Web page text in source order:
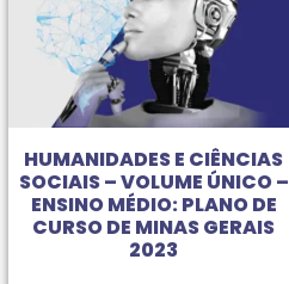
HUMANIDADES E CIÊNCIAS
SOCIAIS – VOLUME ÚNICO –
ENSINO MÉDIO: PLANO DE
CURSO DE MINAS GERAIS
2023